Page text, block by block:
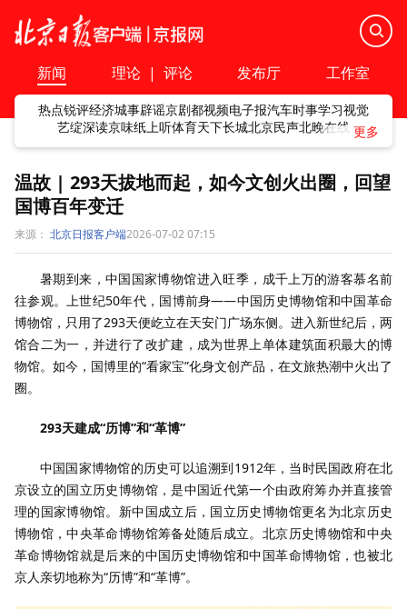
新闻 理论 | 评论 发布厅 工作室
热点锐评经济城事辟谣京剧都视频电子报汽车时事学习视觉
艺绽深读京味纸上听体育天下长城北京民声北晚在线
温故 | 293天拔地而起，如今文创火出圈，回望
国博百年变迁
来源： 北京日报客户端2026-07-02 07:15
暑期到来，中国国家博物馆进入旺季，成千上万的游客慕名前
往参观。上世纪50年代，国博前身——中国历史博物馆和中国革命
博物馆，只用了293天便屹立在天安门广场东侧。进入新世纪后，两
馆合二为一，并进行了改扩建，成为世界上单体建筑面积最大的博
物馆。如今，国博里的“看家宝”化身文创产品，在文旅热潮中火出了
圈。
293天建成“历博”和“革博”
中国国家博物馆的历史可以追溯到1912年，当时民国政府在北
京设立的国立历史博物馆，是中国近代第一个由政府筹办并直接管
理的国家博物馆。新中国成立后，国立历史博物馆更名为北京历史
博物馆，中央革命博物馆筹备处随后成立。北京历史博物馆和中央
革命博物馆就是后来的中国历史博物馆和中国革命博物馆，也被北
京人亲切地称为“历博”和“革博”。